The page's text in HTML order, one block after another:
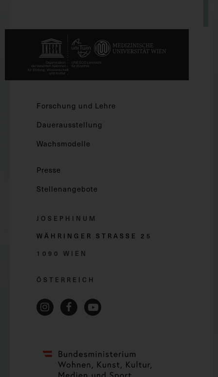
Forschung und Lehre
Dauerausstellung
Wachsmodelle
Presse
Stellenangebote
JOSEPHINUM
WÄHRINGER STRASSE 2 5
1090 WIEN
ÖSTERREICH